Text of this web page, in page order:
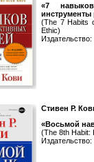
«7
инструменты
(The 7 Habits
Ethic)
Стивен Р.
«Восьмой
(The 8th Habit: